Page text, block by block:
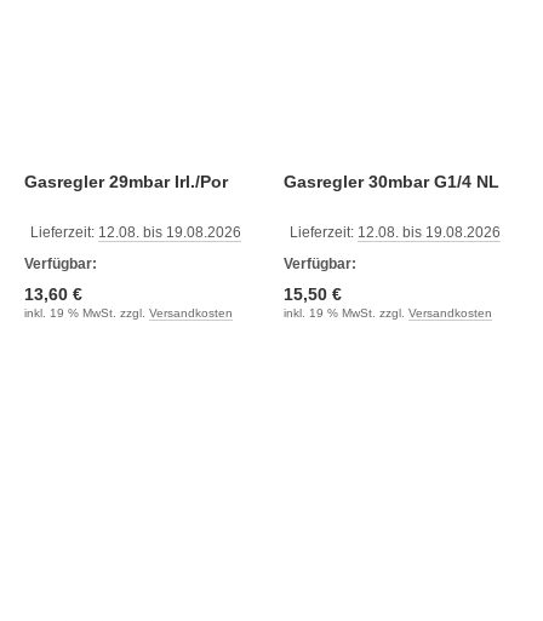
Gasregler 29mbar Irl./Por
Lieferzeit: 12.08. bis 19.08.2026
Verfügbar:
13,60 €
inkl. 19 % MwSt. zzgl. Versandkosten
Gasregler 30mbar G1/4 NL
Lieferzeit: 12.08. bis 19.08.2026
Verfügbar:
15,50 €
inkl. 19 % MwSt. zzgl. Versandkosten